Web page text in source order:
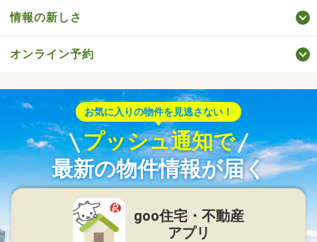
情報の新しさ
オンライン予約
お気に入りの物件を見逃さない！
プッシュ通知で
最新の物件情報が届く
goo住宅・不動産
アプリ